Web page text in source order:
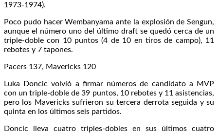
1973-1974).
Poco pudo hacer Wembanyama ante la explosión de Sengun,
aunque el número uno del último draft se quedó cerca de un
triple-doble con 10 puntos (4 de 10 en tiros de campo), 11
rebotes y 7 tapones.
Pacers 137, Mavericks 120
Luka Doncic volvió a firmar números de candidato a MVP
con un triple-doble de 39 puntos, 10 rebotes y 11 asistencias,
pero los Mavericks sufrieron su tercera derrota seguida y su
quinta en los últimos seis partidos.
Doncic lleva cuatro triples-dobles en sus últimos cuatro